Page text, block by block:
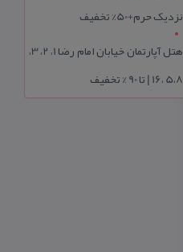
نزدیک حرم+50% تخفیف
هتل آپارتمان خیابان امام رضا 1، 2، 3،
5،8 ،16 | تا 90 % تخفیف